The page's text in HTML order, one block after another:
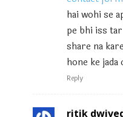
hai wohi se
pe bhi iss
share na
hone ke
Reply
ritik